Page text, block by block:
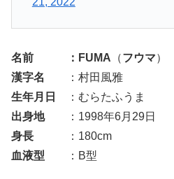
名前 ：FUMA （フウマ）
漢字名
：村田風雅
生年月日
：むらたふうま
出身地：1998年6月29日
身長 ：180cm
血液型 ：B型